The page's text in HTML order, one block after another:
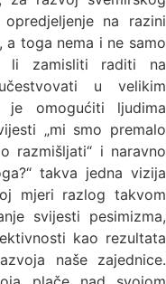
na razini
a toga nema i ne samo
li zamisliti raditi na
u velikim
je omogućiti ljudima
„mi smo premalo
razmišljati“ i naravno
takva jedna vizija
mjeri razlog takvom
svijesti pesimizma,
kao rezultata
naše zajednice.